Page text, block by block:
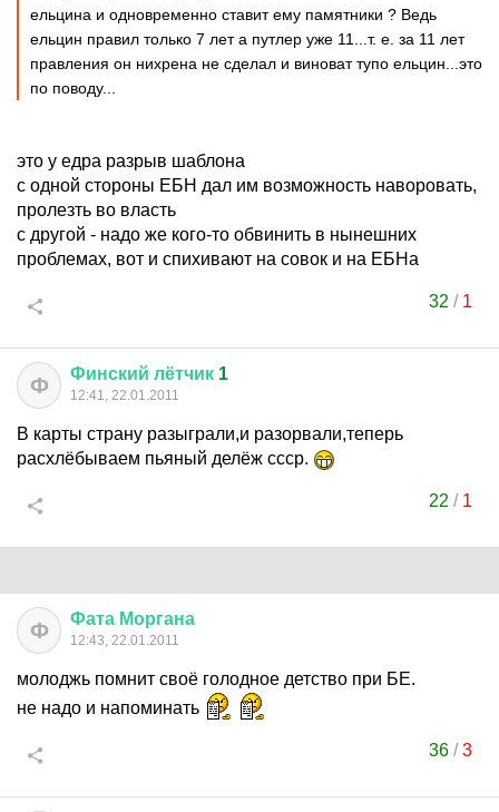
ельцина и одновременно ставит ему памятники ? Ведь
ельцин правил только 7 лет а путлер уже 11...т. е. за 11 лет
правления он нихрена не сделал и виноват тупо ельцин...это
по поводу...
это у едра разрыв шаблона
с одной стороны ЕБН дал им возможность наворовать,
пролезть во власть
с другой - надо же кого-то обвинить в нынешних
проблемах, вот и спихивают на совок и на ЕБНа
32 / 1
Ф Финский лётчик 1
12:41, 22.01.2011
В карты страну разыграли,и разорвали,теперь
расхлёбываем пьяный делёж ссср.
22 / 1
Ф Фата Моргана
12:43, 22.01.2011
молоджь помнит своё голодное детство при БЕ.
не надо и напоминать
36 /3